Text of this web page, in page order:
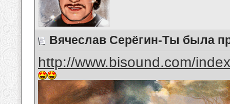
Вячеслав Серёгин-Ты была
http://www.bisound.com/